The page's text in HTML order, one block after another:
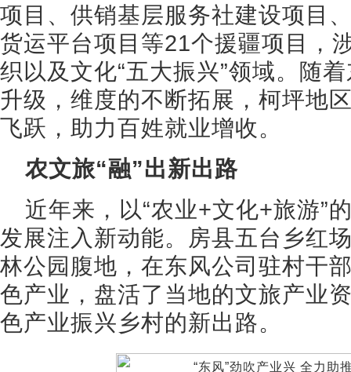
项目、供销基层服务社建设项目
货运平台项目等21个援疆项目，
织以及文化“五大振兴”领域。随
升级，维度的不断拓展，柯坪地
飞跃，助力百姓就业增收。
农文旅“融”出新出路
近年来，以“农业+文化+旅游”
发展注入新动能。房县五台乡红
林公园腹地，在东风公司驻村干
色产业，盘活了当地的文旅产业
色产业振兴乡村的新出路。